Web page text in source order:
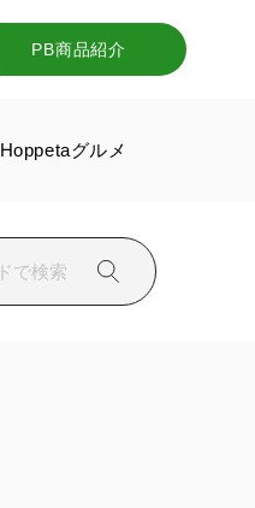
PB商品紹介
Hoppetaグルメ